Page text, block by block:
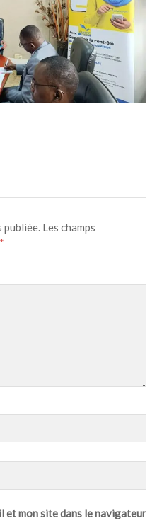
publiée. Les champs
*
et mon site dans le navigateur